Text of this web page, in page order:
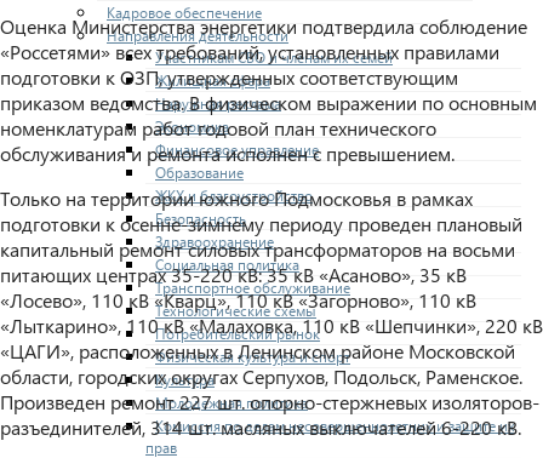
Кадровое обеспечение
Направления деятельности
Участникам СВО и членам их семей
Жилищная сфера
Наружная реклама
Экономика
Финансовое управление
Образование
ЖКХ и благоустройство
Безопасность
Здравоохранение
Социальная политика
Транспортное обслуживание
Технологические схемы
Потребительский рынок
Физическая культура и спорт
Культура
Молодежная политика
Комиссия по делам несовершеннолетних и защите их
прав
Оценка Министерства энергетики подтвердила соблюдение
«Россетями» всех требований, установленных правилами
подготовки к ОЗП, утвержденных соответствующим
приказом ведомства. В физическом выражении по основным
номенклатурам работ годовой план технического
обслуживания и ремонта исполнен с превышением.
Только на территории южного Подмосковья в рамках
подготовки к осенне-зимнему периоду проведен плановый
капитальный ремонт силовых трансформаторов на восьми
питающих центрах 35-220 кВ: 35 кВ «Асаново», 35 кВ
«Лосево», 110 кВ «Кварц», 110 кВ «Загорново», 110 кВ
«Лыткарино», 110 кВ «Малаховка, 110 кВ «Шепчинки», 220 кВ
«ЦАГИ», расположенных в Ленинском районе Московской
области, городских округах Серпухов, Подольск, Раменское.
Произведен ремонт 227 шт. опорно-стержневых изоляторов-
разъединителей, 314 шт. масляных выключателей 6-220 кВ.